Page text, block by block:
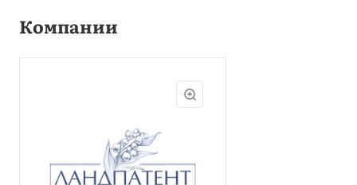
Компании